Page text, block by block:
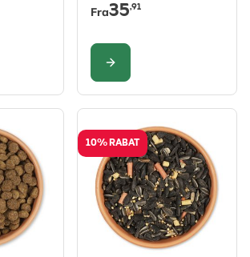
Fra35,91
KONFIGURER
10% RABAT